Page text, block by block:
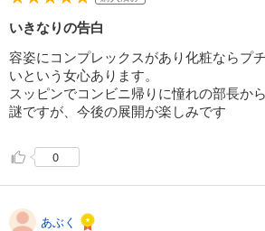
あらすじを表示する
【ラブコフレ】あなたの恋す
220円 (税込)
いきなりの告白
容姿にコンプレックスがあり化粧ならプ
いという女心あります。
スッピンでコンビニ帰りに憧れの部長か
謎ですが、今後の展開が楽しみです
0
あぶく